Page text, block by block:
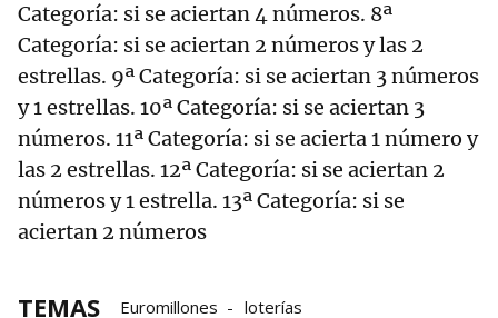
Categoría: si se aciertan 4 números. 8ª
Categoría: si se aciertan 2 números y las 2
estrellas. 9ª Categoría: si se aciertan 3 números
y 1 estrellas. 10ª Categoría: si se aciertan 3
números. 11ª Categoría: si se acierta 1 número y
las 2 estrellas. 12ª Categoría: si se aciertan 2
números y 1 estrella. 13ª Categoría: si se
aciertan 2 números
TEMAS Euromillones loterías